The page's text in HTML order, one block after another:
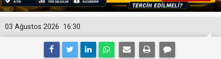
16:30
03 Ağustos 2026